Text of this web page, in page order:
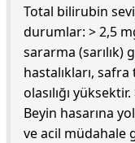
Total bilirubin
durumlar: > 2,5
sararma (sarılık)
hastalıkları, safra
olasılığı
Beyin hasarına
ve acil müdahale